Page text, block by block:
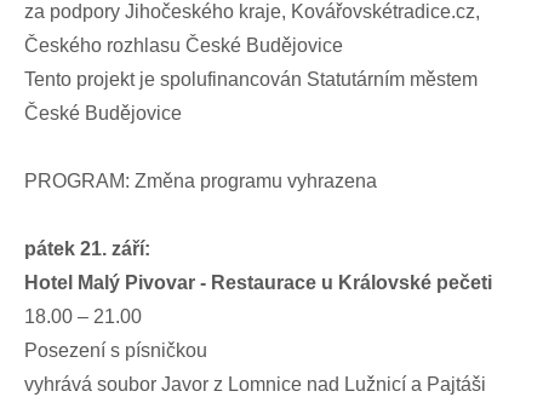
za podpory Jihočeského kraje, Kovářovskétradice.cz,
Českého rozhlasu České Budějovice
Tento projekt je spolufinancován Statutárním městem
České Budějovice
PROGRAM: Změna programu vyhrazena
pátek 21. září:
Hotel Malý Pivovar - Restaurace u Královské pečeti
18.00 – 21.00
Posezení s písničkou
vyhrává soubor Javor z Lomnice nad Lužnicí a Pajtáši